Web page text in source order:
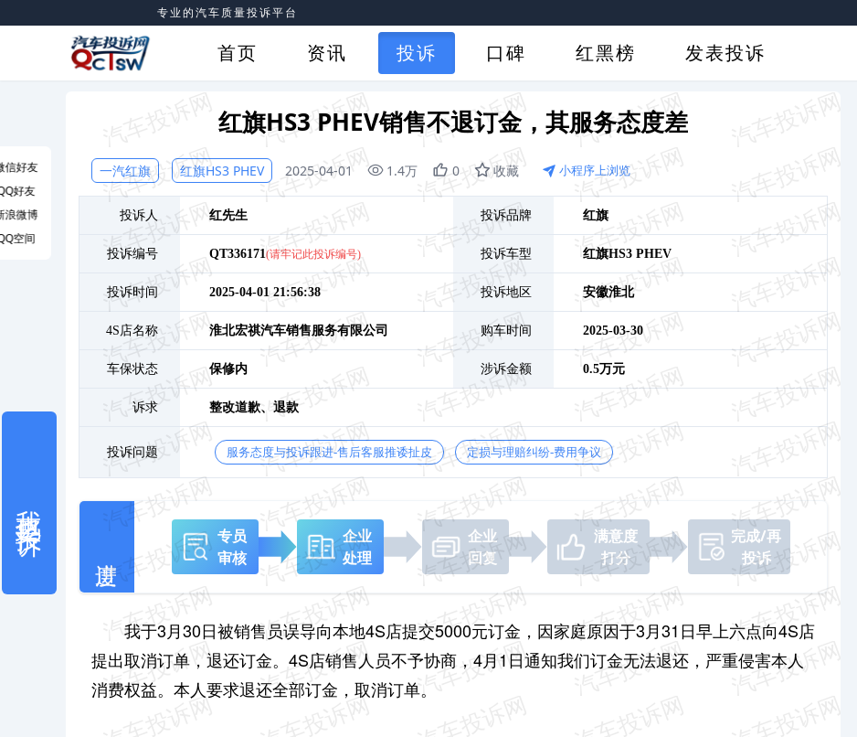
专业的汽车质量投诉平台
首页 资讯 投诉 口碑 红黑榜 发表投诉
红旗HS3 PHEV销售不退订金，其服务态度差
一汽红旗 红旗HS3 PHEV 2025-04-01 1.4万 0 收藏 小程序上浏览
投诉人 红先生 投诉品牌 红旗
投诉编号 QT336171(请牢记此投诉编号) 投诉车型 红旗HS3 PHEV
投诉时间 2025-04-01 21:56:38 投诉地区 安徽淮北
4S店名称 淮北宏祺汽车销售服务有限公司 购车时间 2025-03-30
车保状态 保修内 涉诉金额 0.5万元
诉求 整改道歉、 退款
投诉问题 服务态度与投诉跟进-售后客服推诿扯皮 定损与理赔纠纷-费用争议
专员
审核
企业
处理
企业
回复
满意度
打分
完成/再
投诉
我于3月30日被销售员误导向本地4S店提交5000元订金，因家庭原因于3月31日早上六点向4S店
提出取消订单，退还订金。4S店销售人员不予协商，4月1日通知我们订金无法退还，严重侵害本人
消费权益。本人要求退还全部订金，取消订单。
信好友
好友
浪微博
空间